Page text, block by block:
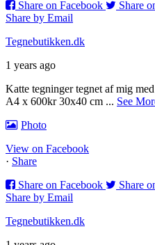
Share on Facebook
Share
Share by Email
Tegnebutikken.dk
1 years ago
Katte tegninger tegnet af mig
A4 x 600kr 30x40 cm ... See
Photo
View on Facebook
· Share
Share on Facebook
Share
Share by Email
Tegnebutikken.dk